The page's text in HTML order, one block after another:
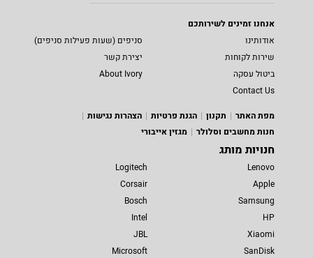
אנחנו זמינים לשירותכם
אודותינו
סניפים (שעות פעילות סניפים)
שירות לקוחות
יצירת קשר
ביטול עסקה
About Ivory
Contact Us
מפת האתר
תקנון הגנת פרטיות
הצהרות נגישות
חנות מחשבים וסלולר
מגזין אייבורי
חנויות מותג
Lenovo
Apple
Samsung
HP
Xiaomi
SanDisk
Logitech
Corsair
Bosch
Intel
JBL
Microsoft